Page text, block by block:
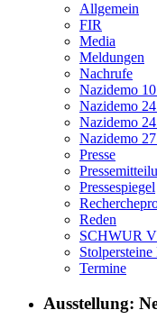
Allgemein
FIR
Media
Meldungen
Nachrufe
Nazidemo
Nazidemo
Nazidemo
Nazidemo
Presse
Pressespiegel
Reden
SCHWUR
Termine
Ausstellung: